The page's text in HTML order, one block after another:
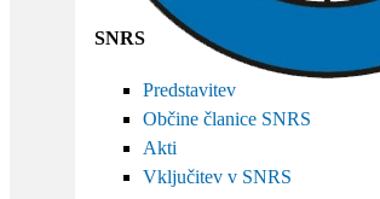
SNRS
Predstavitev
Občine članice SNRS
Akti
Vključitev v SNRS